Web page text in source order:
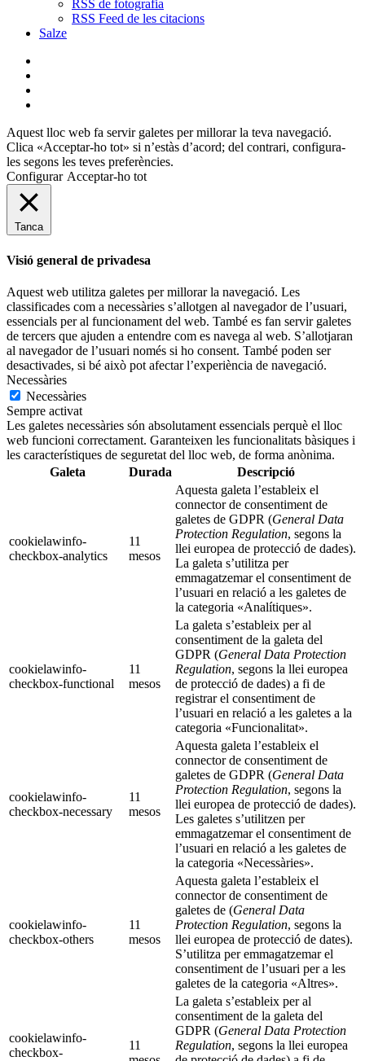
RSS de fotografia
RSS Feed de les citacions
Salze
Aquest lloc web fa servir galetes per millorar la teva navegació.
Clica «Acceptar-ho tot» si n’estàs d’acord; del contrari, configura-
les segons les teves preferències.
Configurar Acceptar-ho tot
Tanca
Visió general de privadesa
Aquest web utilitza galetes per millorar la navegació. Les
classificades com a necessàries s’allotgen al navegador de l’usuari,
essencials per al funcionament del web. També es fan servir galetes
de tercers que ajuden a entendre com es navega al web. S’allotjaran
al navegador de l’usuari només si ho consent. També poden ser
desactivades, si bé això pot afectar l’experiència de navegació.
Necessàries
Necessàries
Sempre activat
Les galetes necessàries són absolutament essencials perquè el lloc
web funcioni correctament. Garanteixen les funcionalitats bàsiques i
les característiques de seguretat del lloc web, de forma anònima.
Galeta
Durada Descripció
cookielawinfo-
checkbox-analytics
11
mesos
Aquesta galeta l’estableix el
connector de consentiment de
galetes de GDPR (General Data
Protection Regulation, segons la
llei europea de protecció de dades).
La galeta s’utilitza per
emmagatzemar el consentiment de
l’usuari en relació a les galetes de
la categoria «Analítiques».
cookielawinfo-
checkbox-functional
11
mesos
La galeta s’estableix per al
consentiment de la galeta del
GDPR (General Data Protection
Regulation, segons la llei europea
de protecció de dades) a fi de
registrar el consentiment de
l’usuari en relació a les galetes a la
categoria «Funcionalitat».
cookielawinfo-
checkbox-necessary
11
mesos
Aquesta galeta l’estableix el
connector de consentiment de
galetes de GDPR (General Data
Protection Regulation, segons la
llei europea de protecció de dades).
Les galetes s’utilitzen per
emmagatzemar el consentiment de
l’usuari en relació a les galetes de
la categoria «Necessàries».
cookielawinfo-
checkbox-others
11
mesos
Aquesta galeta l’estableix el
connector de consentiment de
galetes de (General Data
Protection Regulation, segons la
llei europea de protecció de dates).
S’utilitza per emmagatzemar el
consentiment de l’usuari per a les
galetes de la categoria «Altres».
cookielawinfo-
checkbox-
11
La galeta s’estableix per al
consentiment de la galeta del
GDPR (General Data Protection
Regulation, segons la llei europea